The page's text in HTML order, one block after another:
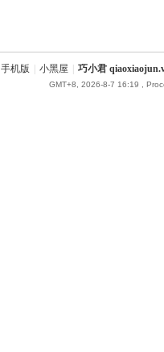
手机版 小黑屋 巧小君
GMT+8, 2026-8-7 16:19 ,